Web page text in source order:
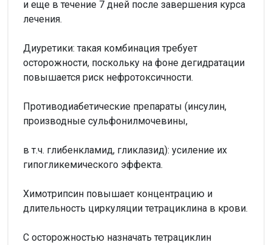
и еще в течение 7 дней после завершения курса
лечения.
Диуретики: такая комбинация требует
осторожности, поскольку на фоне дегидратации
повышается риск нефротоксичности.
Противодиабетические препараты (инсулин,
производные сульфонилмочевины,
в т.ч. глибенкламид, гликлазид): усиление их
гипогликемического эффекта.
Химотрипсин повышает концентрацию и
длительность циркуляции тетрациклина в крови.
С осторожностью назначать тетрациклин